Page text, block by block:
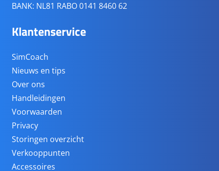
BANK: NL81 RABO 0141 8460 62
Klantenservice
SimCoach
Nieuws en tips
Over ons
Handleidingen
Voorwaarden
Privacy
Storingen overzicht
Verkooppunten
Accessoires